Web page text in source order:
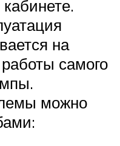
на
самого
можно